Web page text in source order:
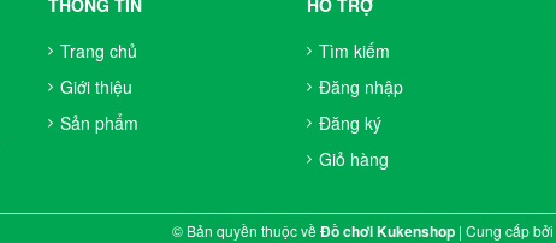
Trang chủ
Giới thiệu
Sản phẩm
Tìm kiếm
Đăng nhập
Đăng ký
Giỏ hàng
© Bản quyền thuộc vềĐồ chơi Kukenshop| Cung cấp bởi